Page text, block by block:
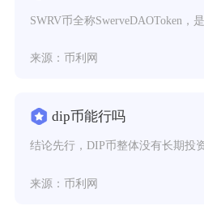
来源：币利网
dip币能行吗
来源：币利网